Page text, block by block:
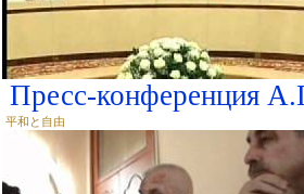
Пресс-конференция
平和と自由